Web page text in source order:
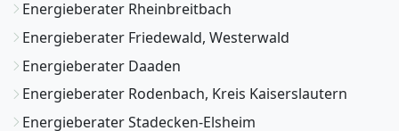
Energieberater Rheinbreitbach
Energieberater Friedewald, Westerwald
Energieberater Daaden
Energieberater Rodenbach, Kreis Kaiserslautern
Energieberater Stadecken-Elsheim